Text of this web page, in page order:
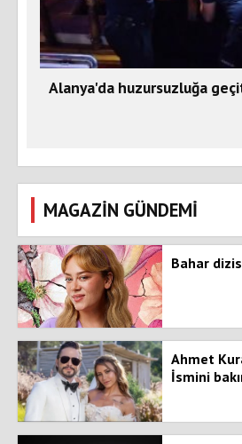
Alanya'da huzursuzluğa
MAGAZİN GÜNDEMİ
Bahar
Ahmet
İsmini